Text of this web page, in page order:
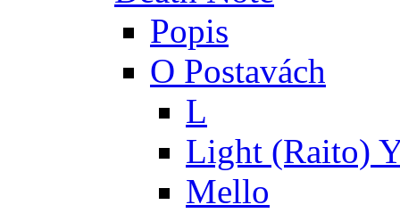
Popis
O Postavách
L
Light (Raito)
Mello